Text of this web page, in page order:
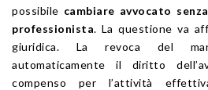
possibile cambiare avvocato
professionista. La questione va
giuridica. La revoca del
automaticamente il diritto
compenso per l’attività